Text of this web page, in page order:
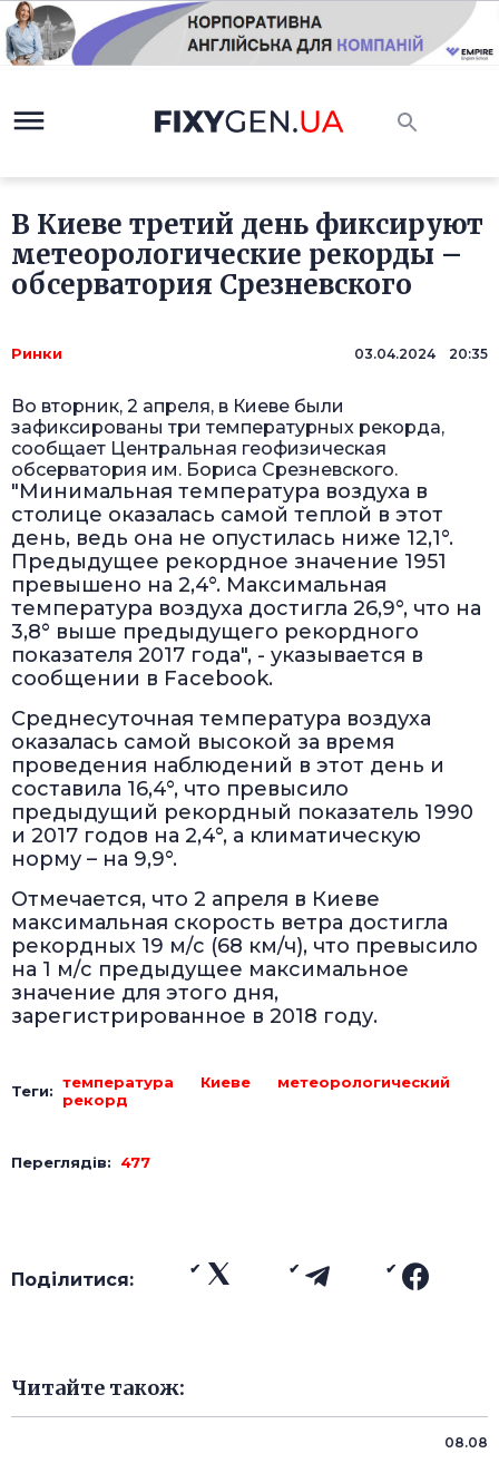
В Киеве третий день фиксируют
метеорологические рекорды –
обсерватория Срезневского
Ринки 03.04.2024 20:35
Во вторник, 2 апреля, в Киеве были
зафиксированы три температурных рекорда,
сообщает Центральная геофизическая
обсерватория им. Бориса Срезневского.
"Минимальная температура воздуха в
столице оказалась самой теплой в этот
день, ведь она не опустилась ниже 12,1°.
Предыдущее рекордное значение 1951
превышено на 2,4°. Максимальная
температура воздуха достигла 26,9°, что на
3,8° выше предыдущего рекордного
показателя 2017 года", - указывается в
сообщении в Facebook.
Среднесуточная температура воздуха
оказалась самой высокой за время
проведения наблюдений в этот день и
составила 16,4°, что превысило
предыдущий рекордный показатель 1990
и 2017 годов на 2,4°, а климатическую
норму – на 9,9°.
Отмечается, что 2 апреля в Киеве
максимальная скорость ветра достигла
рекордных 19 м/с (68 км/ч), что превысило
на 1 м/с предыдущее максимальное
значение для этого дня,
зарегистрированное в 2018 году.
Теги: температура Киеве
метеорологический
рекорд
Переглядів: 477
Поділитися:
Читайте також:
08.08